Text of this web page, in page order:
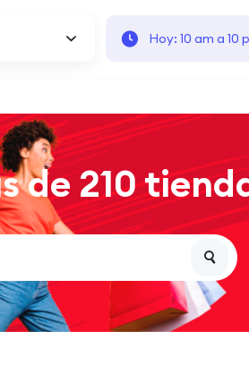
Hoy: 10 am a 10
de 210